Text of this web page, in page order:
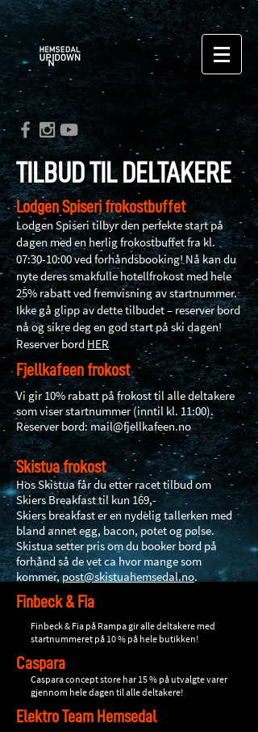
TILBUD TIL DELTAKERE
Lodgen Spiseri frokostbuffet
Lodgen Spiseri tilbyr den perfekte start på
dagen med en herlig frokostbuffet fra kl.
07:30-10:00 ved forhåndsbooking! Nå kan du
nyte deres smakfulle hotellfrokost med hele
25% rabatt ved fremvisning av startnummer.
Ikke gå glipp av dette tilbudet – reserver bord
nå og sikre deg en god start på ski dagen!
Reserver bord HER
Fjellkafeen frokost
Vi gir 10% rabatt på frokost til alle deltakere
som viser startnummer (inntil kl. 11:00).
Reserver bord:mail@fjellkafeen.no
Skistua frokost
Hos Skistua får du etter racet tilbud om
Skiers Breakfast til kun 169,-
Skiers breakfast er en nydelig tallerken med
bland annet egg, bacon, potet og pølse.
Skistua setter pris om du booker bord på
forhånd så de vet ca hvor mange som
kommer,post@skistuahemsedal.no.
Finbeck & Fia
Finbeck & Fia på Rampa gir alle deltakere med
startnummeret på 10 % på hele butikken!​
Caspara
Caspara concept store har 15 % på utvalgte varer
gjennom hele dagen til alle deltakere!
Elektro Team Hemsedal